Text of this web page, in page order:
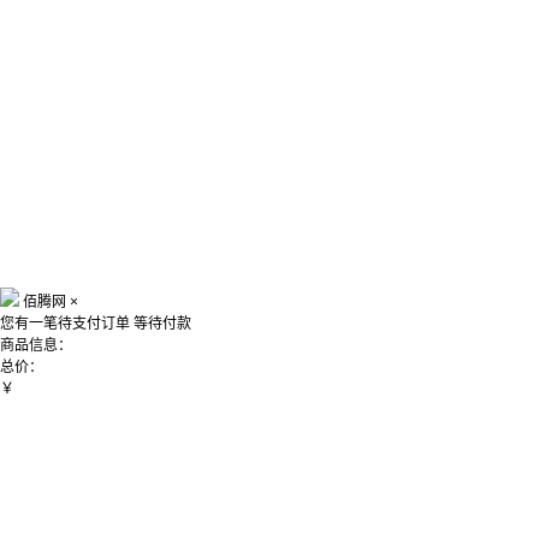
佰腾网 ×
您有一笔待支付订单 等待付款
商品信息：
总价：
￥